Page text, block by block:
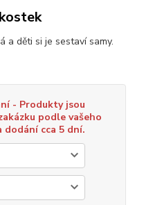
a děti si je sestaví samy.
- Produkty jsou
podle vašeho
dodání cca 5 dní.